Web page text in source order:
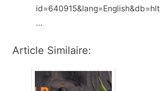
…
Article Similaire: